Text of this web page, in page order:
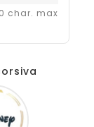
char. max